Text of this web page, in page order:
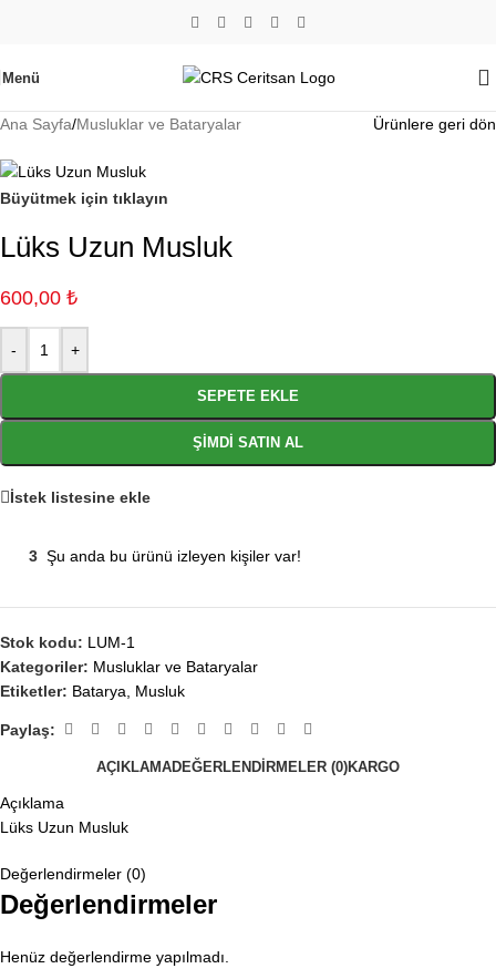
Menü
Ana Sayfa/Musluklar ve Bataryalar Ürünlere geri dön
Büyütmek için tıklayın
Lüks Uzun Musluk
600,00 ₺
- +
SEPETE EKLE
ŞIMDI SATIN AL
İstek listesine ekle
3 Şu anda bu ürünü izleyen kişiler var!
Stok kodu: LUM-1
Kategoriler: Musluklar ve Bataryalar
Etiketler: Batarya, Musluk
Paylaş:
AÇIKLAMADEĞERLENDIRMELER (0)KARGO
Açıklama
Lüks Uzun Musluk
Değerlendirmeler (0)
Değerlendirmeler
Henüz değerlendirme yapılmadı.